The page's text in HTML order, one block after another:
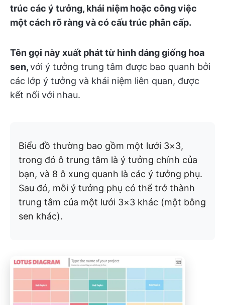
trúc các ý tưởng, khái niệm hoặc công việc
một cách rõ ràng và có cấu trúc phân cấp.
Tên gọi này xuất phát từ hình dáng giống hoa
sen,với ý tưởng trung tâm được bao quanh bởi
các lớp ý tưởng và khái niệm liên quan, được
kết nối với nhau.
Biểu đồ thường bao gồm một lưới 3×3,
trong đó ô trung tâm là ý tưởng chính của
bạn, và 8 ô xung quanh là các ý tưởng phụ.
Sau đó, mỗi ý tưởng phụ có thể trở thành
trung tâm của một lưới 3×3 khác (một bông
sen khác).